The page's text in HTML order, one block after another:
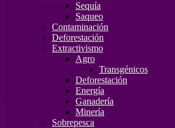
Sequía
Saqueo
Contaminación
Deforestación
Extractivismo
Agro
Transgénicos
Deforestación
Energía
Ganadería
Minería
Sobrepesca